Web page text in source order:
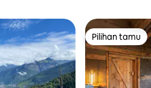
Pilihan tamu
Pilihan tamu